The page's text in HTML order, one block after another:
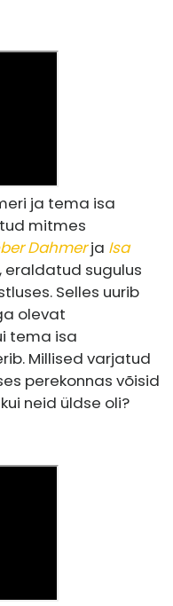
ja tema isa
mitmes
Dahmer ja Isa
eraldatud sugulus
Selles uurib
olevat
tema isa
Millised varjatud
perekonnas võisid
neid üldse oli?